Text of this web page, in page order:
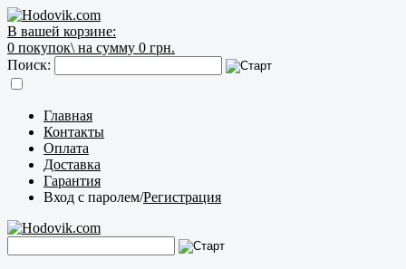
В вашей корзине:
0 покупок\ на сумму 0 грн.
Поиск:
Главная
Контакты
Оплата
Доставка
Гарантия
Вход с паролем/Регистрация